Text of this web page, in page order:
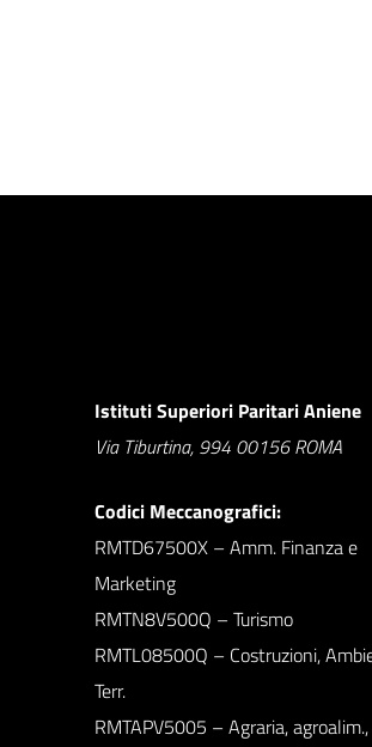
Istituti Superiori Paritari Aniene
Via Tiburtina, 994 00156 ROMA
Codici Meccanografici:
RMTD67500X – Amm. Finanza e
Marketing
RMTN8V500Q – Turismo
RMTL08500Q – Costruzioni,
Terr.
RMTAPV5005 – Agraria,